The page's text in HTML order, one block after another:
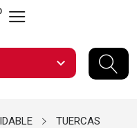
expand_more
TUERCAS